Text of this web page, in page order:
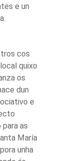
e un
cos
quixo
os
dun
e
para as
María
unha